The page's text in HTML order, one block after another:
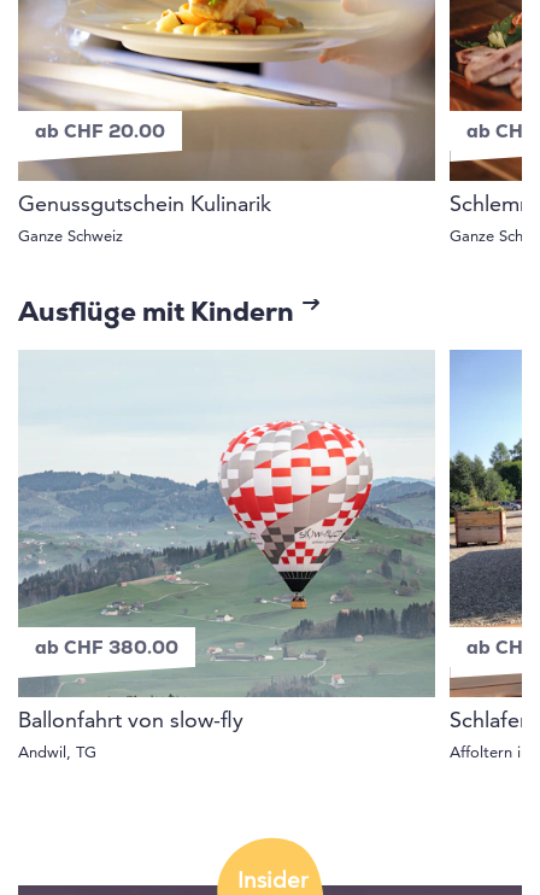
ab CHF 20.00
Genussgutschein Kulinarik
Ganze Schweiz
ab
Ganze
Ausflüge mit Kindern
ab CHF 380.00
Ballonfahrt von slow-fly
Andwil, TG
ab
Schlafen
Affoltern im
Insider